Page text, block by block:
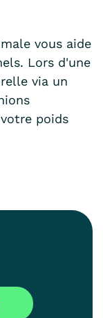
vous aide
Lors d'une
via un
poids